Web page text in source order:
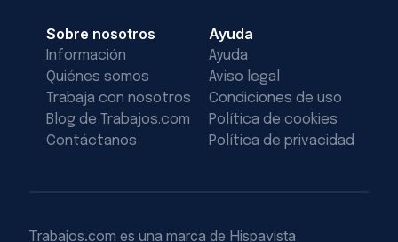
Sobre nosotros
Información
Quiénes somos
Trabaja con nosotros
Blog de Trabajos.com
Contáctanos
Ayuda
Ayuda
Aviso legal
Condiciones de uso
Política de cookies
Política de privacidad
Trabajos.com es una marca de Hispavista